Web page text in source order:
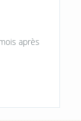
après